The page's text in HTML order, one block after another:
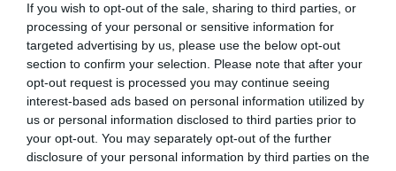
If you wish to opt-out of the sale, sharing to third parties, or
processing of your personal or sensitive information for
targeted advertising by us, please use the below opt-out
section to confirm your selection. Please note that after your
opt-out request is processed you may continue seeing
interest-based ads based on personal information utilized by
us or personal information disclosed to third parties prior to
your opt-out. You may separately opt-out of the further
disclosure of your personal information by third parties on the
κομεντί «Phantoms of July» (Γερμανία), το
λεσβιακό δράμα «Julian» (Βέλγιο, Ολλανδία),
η ταινία
ενηλικίωσης «The Other Side of Summer»
Κροατία) και το δράμα
εποχής «Silent Rebellion» (Ελβετία, Βέλγιο,